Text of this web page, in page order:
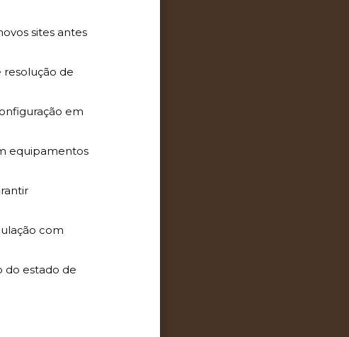
sites antes
resolução de
em
equipamentos
com
do estado de